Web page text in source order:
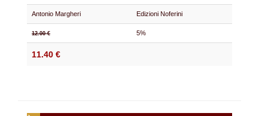
Antonio Margheri Edizioni Noferini
12.00 € 5%
11.40 €